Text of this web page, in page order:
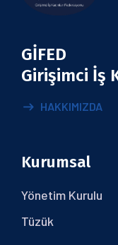
GİFED
Girişimci İş
HAKKIMIZDA
Kurumsal
Yönetim Kurulu
Tüzük